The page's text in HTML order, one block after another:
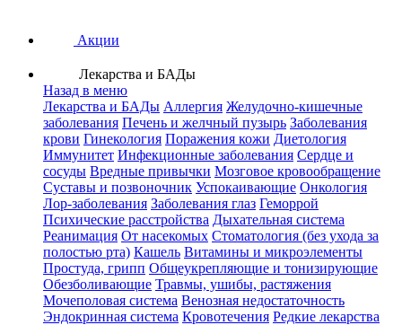
Акции
Лекарства и БАДы
Назад в меню
Лекарства и БАДы Аллергия Желудочно-кишечные
заболевания Печень и желчный пузырь Заболевания
крови Гинекология Поражения кожи Диетология
Иммунитет Инфекционные заболевания Сердце и
сосуды Вредные привычки Мозговое кровообращение
Суставы и позвоночник Успокаивающие Онкология
Лор-заболевания Заболевания глаз Геморрой
Психические расстройства Дыхательная система
Реанимация От насекомых Стоматология (без ухода за
полостью рта) Кашель Витамины и микроэлементы
Простуда, грипп Общеукрепляющие и тонизирующие
Обезболивающие Травмы, ушибы, растяжения
Мочеполовая система Венозная недостаточность
Эндокринная система Кровотечения Редкие лекарства